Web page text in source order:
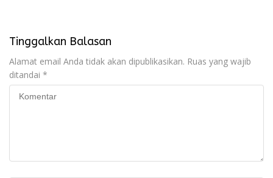
Tinggalkan Balasan
Alamat email Anda tidak akan dipublikasikan. Ruas yang wajib
ditandai *